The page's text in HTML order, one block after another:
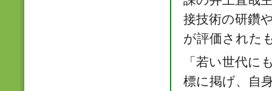
接技術の研鑽
が評価された
「若い世代
標に掲げ、自